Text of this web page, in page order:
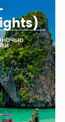
НОЧЬЮ